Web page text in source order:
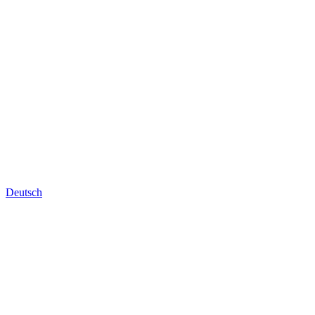
Deutsch